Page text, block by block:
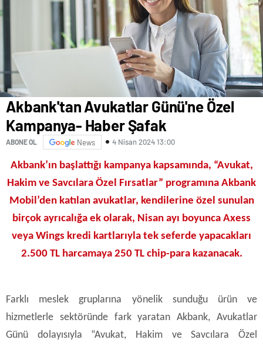
Akbank'tan Avukatlar Günü'ne Özel
Kampanya- Haber Şafak
ABONE OL News 4 Nisan 2024 13:00
Akbank’ın başlattığı kampanya kapsamında, “Avukat,
Hakim ve Savcılara Özel Fırsatlar” programına Akbank
Mobil’den katılan avukatlar, kendilerine özel sunulan
birçok ayrıcalığa ek olarak, Nisan ayı boyunca Axess
veya Wings kredi kartlarıyla tek seferde yapacakları
2.500 TL harcamaya 250 TL chip-para kazanacak.
Farklı meslek gruplarına yönelik sunduğu ürün ve
hizmetlerle sektöründe fark yaratan Akbank, Avukatlar
Günü dolayısıyla “Avukat, Hakim ve Savcılara Özel